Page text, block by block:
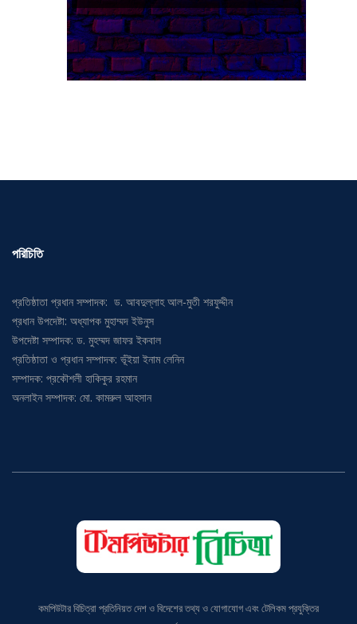
পরিচিতি
প্রতিষ্ঠাতা প্রধান সম্পাদক: ড. আবদুল্লাহ আল-মুতী শরফুদ্দীন
প্রধান উপদেষ্টা: অধ্যাপক মুহাম্মদ ইউনুস
উপদেষ্টা সম্পাদক: ড. মুহম্মদ জাফর ইকবাল
প্রতিষ্ঠাতা ও প্রধান সম্পাদক: ভূঁইয়া ইনাম লেনিন
সম্পাদক: প্রকৌশলী হাকিকুর রহমান
অনলাইন সম্পাদক: মো. কামরুল আহসান
কমপিউটার বিচিত্রা প্রতিনিয়ত দেশ ও বিদেশের তথ্য ও যোগাযোগ এবং টেলিকম প্রযুক্তির